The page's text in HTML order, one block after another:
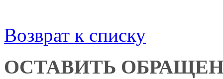
Возврат к списку
ОСТАВИТЬ